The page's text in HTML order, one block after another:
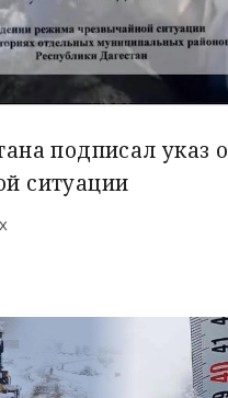
подписал указ о
ситуации